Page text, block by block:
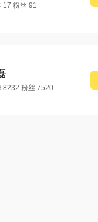
17 粉丝 91
8232 粉丝 7520